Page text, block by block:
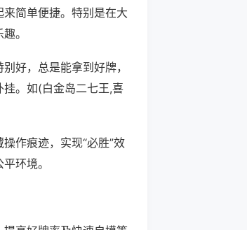
简单便捷。特别是在大
。
好，总是能拿到好牌，
。如(白金岛二七王,喜
作痕迹，实现“必胜”效
环境。